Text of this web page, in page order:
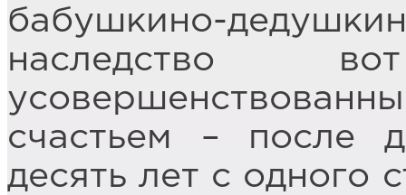
бабушкино-
наследство
счастьем – после
десять лет с одного